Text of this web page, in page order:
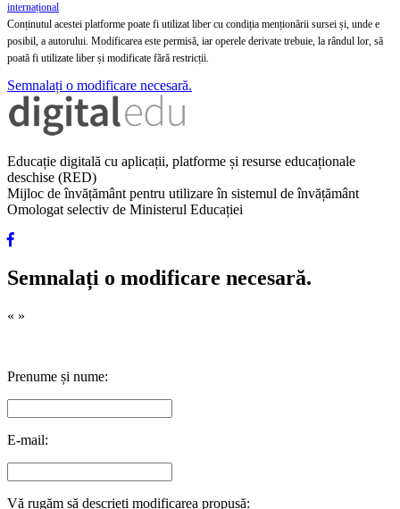
internațional
Conținutul acestei platforme poate fi utilizat liber cu condiția menționării sursei și, unde e
posibil, a autorului. Modificarea este permisă, iar operele derivate trebuie, la rândul lor, să
poată fi utilizate liber și modificate fără restricții.
Semnalați o modificare necesară.
Educație digitală cu aplicații, platforme și resurse educaționale
deschise (RED)
Mijloc de învățământ pentru utilizare în sistemul de învățământ
Omologat selectiv de Ministerul Educației
Semnalați o modificare necesară.
« »
Prenume și nume:
E-mail:
Vă rugăm să descrieți modificarea propusă: